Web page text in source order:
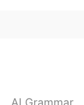
AI Grammar